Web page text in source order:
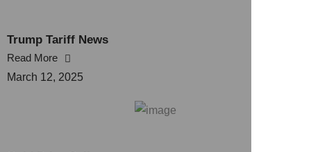
Trump Tariff News
Read More
March 12, 2025